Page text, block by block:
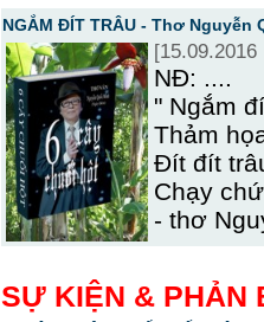
NGẮM ĐÍT TRÂU - Thơ Nguyễn
[15.09.2016
NĐ: ....
" Ngắm
Thảm
Đít đít
Chạy
- thơ
SỰ KIỆN & PHẢN